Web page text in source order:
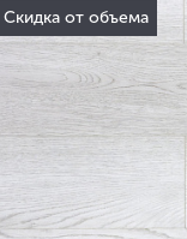
Скидка от объема